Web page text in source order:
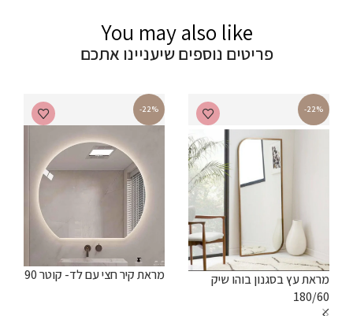
You may also like
פריטים נוספים שיעניינו אתכם
-22%
מראת עץ בסגנון בוהו שיק
180/60
-22%
מראת קיר חצי עם לד- קוטר 90